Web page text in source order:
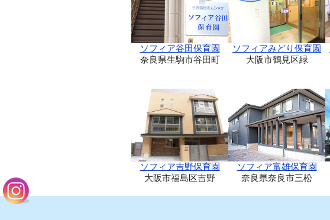
ソフィア谷田保育園
奈良県生駒市谷田町
ソフィアみどり保育園
大阪市鶴見区緑
ソフィア吉野保育園
大阪市福島区吉野
ソフィア富雄保育園
奈良県奈良市三松